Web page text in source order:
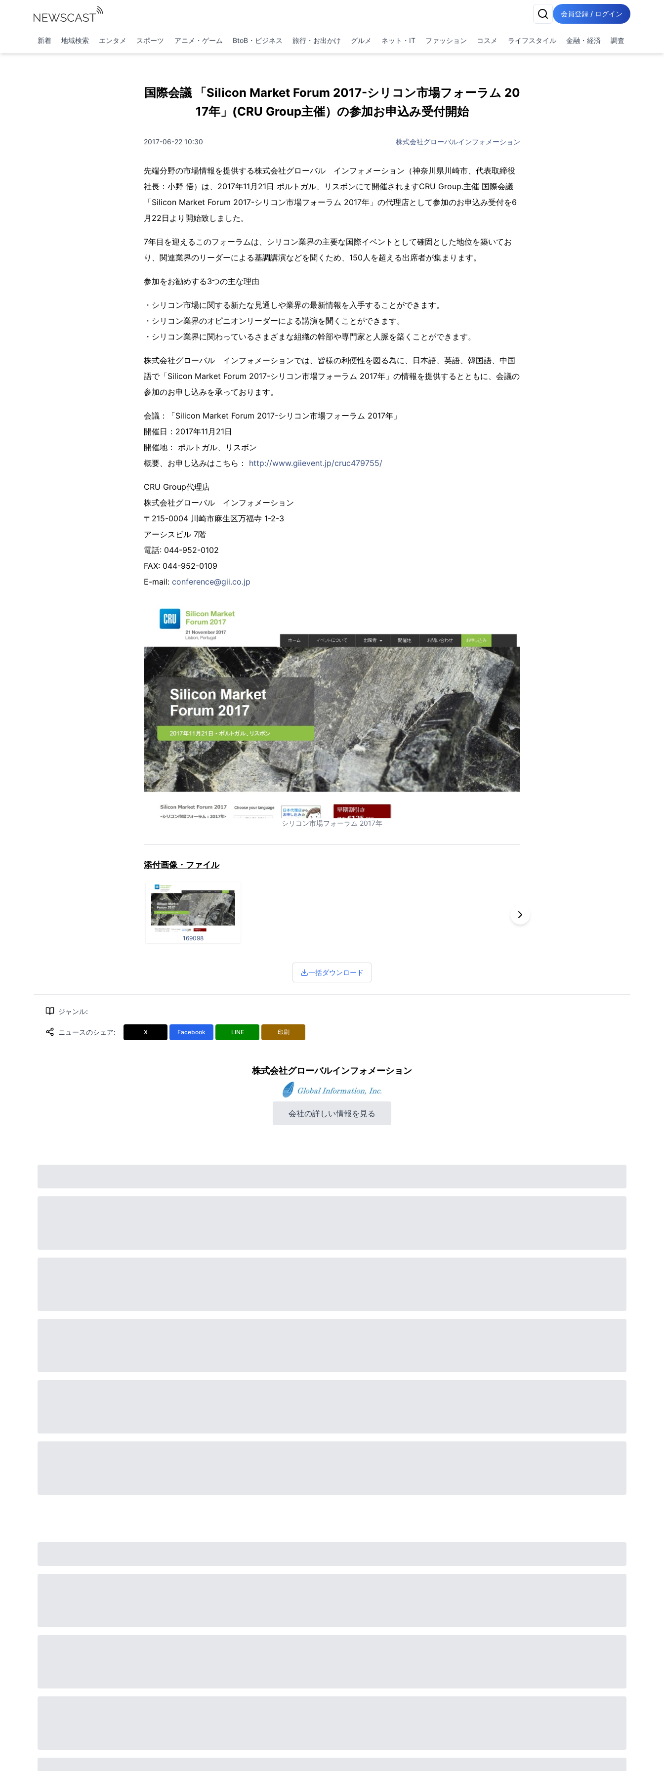
会員登録 / ログイン
新着 地域検索 エンタメ スポーツ アニメ・ゲーム BtoB・ビジネス 旅行・お出かけ グルメ ネット・IT ファッション コスメ ライフスタイル 金融・経済 調査
国際会議 「Silicon Market Forum 2017-シリコン市場フォーラム 20
17年」(CRU Group主催）の参加お申込み受付開始
2017-06-22 10:30 株式会社グローバルインフォメーション
先端分野の市場情報を提供する株式会社グローバル インフォメーション（神奈川県川崎市、代表取締役
社長：小野 悟）は、2017年11月21日 ポルトガル、リスボンにて開催されますCRU Group.主催 国際会議
「Silicon Market Forum 2017-シリコン市場フォーラム 2017年」の代理店として参加のお申込み受付を6
月22日より開始致しました。
7年目を迎えるこのフォーラムは、シリコン業界の主要な国際イベントとして確固とした地位を築いてお
り、関連業界のリーダーによる基調講演などを聞くため、150人を超える出席者が集まります。
参加をお勧めする3つの主な理由
・シリコン市場に関する新たな見通しや業界の最新情報を入手することができます。
・シリコン業界のオピニオンリーダーによる講演を聞くことができます。
・シリコン業界に関わっているさまざまな組織の幹部や専門家と人脈を築くことができます。
株式会社グローバル インフォメーションでは、皆様の利便性を図る為に、日本語、英語、韓国語、中国
語で「Silicon Market Forum 2017-シリコン市場フォーラム 2017年」の情報を提供するとともに、会議の
参加のお申し込みを承っております。
会議：「Silicon Market Forum 2017-シリコン市場フォーラム 2017年」
開催日：2017年11月21日
開催地： ポルトガル、リスボン
概要、お申し込みはこちら： http://www.giievent.jp/cruc479755/
CRU Group代理店
株式会社グローバル インフォメーション
〒215-0004 川崎市麻生区万福寺 1-2-3
アーシスビル 7階
電話: 044-952-0102
FAX: 044-952-0109
E-mail: conference@gii.co.jp
シリコン市場フォーラム 2017年
添付画像・ファイル
169098
一括ダウンロード
ジャンル:
ニュースのシェア: X Facebook LINE 印刷
株式会社グローバルインフォメーション
会社の詳しい情報を見る